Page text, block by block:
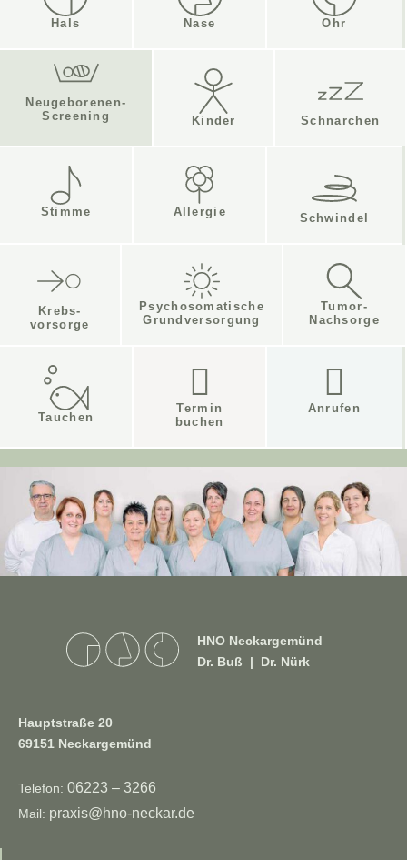
Hals Nase Ohr
Neugeborenen-
Screening
Kinder Schnarchen
Stimme Allergie Schwindel
Krebs-
vorsorge
Psychosomatische
Grundversorgung
Tumor-
Nachsorge
Tauchen
Termin
buchen
Anrufen
HNO Neckargemünd
Dr. Buß | Dr. Nürk
Hauptstraße 20
69151 Neckargemünd
Telefon: 06223 – 3266
Mail: praxis@hno-neckar.de